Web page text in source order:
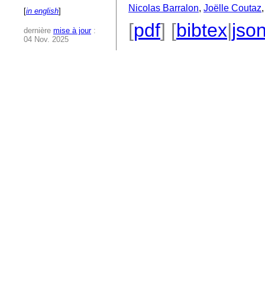
[in english]
dernière mise à jour:
04 Nov. 2025
Nicolas Barralon, Joëlle Coutaz
[pdf] [bibtex|